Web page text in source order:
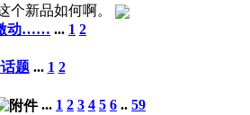
个新品如何啊。
动…… ... 1 2
题 ... 1 2
... 1 2 3 4 5 6 .. 59